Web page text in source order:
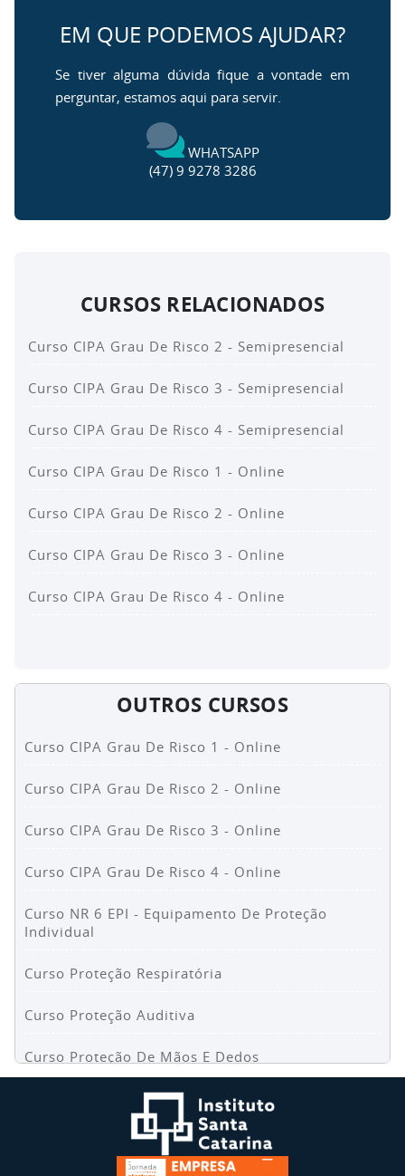
EM QUE PODEMOS AJUDAR?
Se tiver alguma dúvida fique a vontade em
perguntar, estamos aqui para servir.
WHATSAPP
(47) 9 9278 3286
CURSOS RELACIONADOS
Curso CIPA Grau De Risco 2 - Semipresencial
Curso CIPA Grau De Risco 3 - Semipresencial
Curso CIPA Grau De Risco 4 - Semipresencial
Curso CIPA Grau De Risco 1 - Online
Curso CIPA Grau De Risco 2 - Online
Curso CIPA Grau De Risco 3 - Online
Curso CIPA Grau De Risco 4 - Online
OUTROS CURSOS
Curso CIPA Grau De Risco 1 - Online
Curso CIPA Grau De Risco 2 - Online
Curso CIPA Grau De Risco 3 - Online
Curso CIPA Grau De Risco 4 - Online
Curso NR 6 EPI - Equipamento De Proteção
Individual
Curso Proteção Respiratória
Curso Proteção Auditiva
Curso Proteção De Mãos E Dedos
Curso NR 1 Riscos Psicossociais No Trabalho Para
Curso NR 1 Riscos Psicossociais No Trabalho Para